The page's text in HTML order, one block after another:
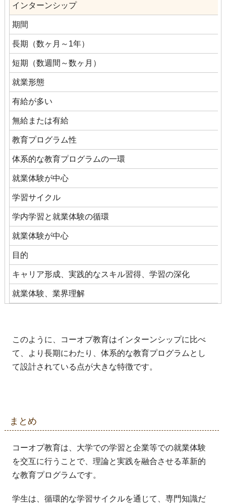
インターンシップ
期間
長期（数ヶ月～1年）
短期（数週間～数ヶ月）
就業形態
有給が多い
無給または有給
教育プログラム性
体系的な教育プログラムの一環
就業体験が中心
学習サイクル
学内学習と就業体験の循環
就業体験が中心
目的
キャリア形成、実践的なスキル習得、学習の深化
就業体験、業界理解
このように、コーオプ教育はインターンシップに比べ
て、より長期にわたり、体系的な教育プログラムとし
て設計されている点が大きな特徴です。
まとめ
コーオプ教育は、大学での学習と企業等での就業体験
を交互に行うことで、理論と実践を融合させる革新的
な教育プログラムです。
学生は、循環的な学習サイクルを通じて、専門知識だ